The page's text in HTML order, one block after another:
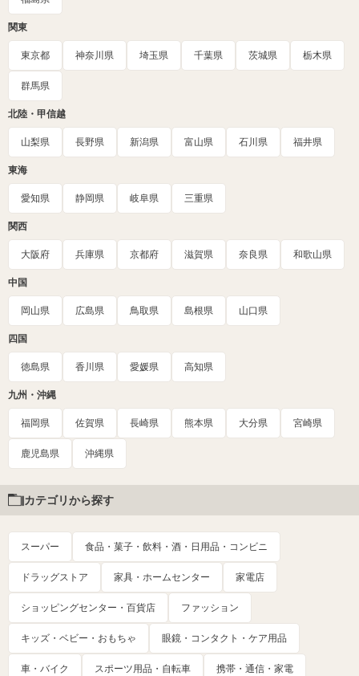
関東
東京都 神奈川県 埼玉県 千葉県 茨城県 栃木県
群馬県
北陸・甲信越
山梨県 長野県 新潟県 富山県 石川県 福井県
東海
愛知県 静岡県 岐阜県 三重県
関西
大阪府 兵庫県 京都府 滋賀県 奈良県 和歌山県
中国
岡山県 広島県 鳥取県 島根県 山口県
四国
徳島県 香川県 愛媛県 高知県
九州・沖縄
福岡県 佐賀県 長崎県 熊本県 大分県 宮崎県
鹿児島県 沖縄県
カテゴリから探す
スーパー 食品・菓子・飲料・酒・日用品・コンビニ
ドラッグストア 家具・ホームセンター 家電店
ショッピングセンター・百貨店 ファッション
キッズ・ベビー・おもちゃ 眼鏡・コンタクト・ケア用品
車・バイク スポーツ用品・自転車 携帯・通信・家電